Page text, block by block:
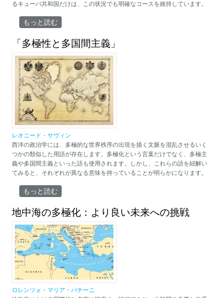
るキューバ共和国だけは、この状況でも明確なコースを維持しています。
ロシアとキューバの新たな幕開け について
もっと読む
「多極性と多国間主義」
レオニード・サヴィン
西洋の政治学には、多極的な世界秩序の出現を描く文脈を混乱させるいく
つかの類似した用語が存在します。多極化という言葉だけでなく、多極主
義や多国間主義といった語も使用されます。しかし、これらの語を紐解い
てみると、それぞれが異なる意味を持っていることが明らかになります。
「多極性と多国間主義」 について
もっと読む
地中海の多極化：より良い未来への挑戦
ロレンツォ・マリア・パチーニ